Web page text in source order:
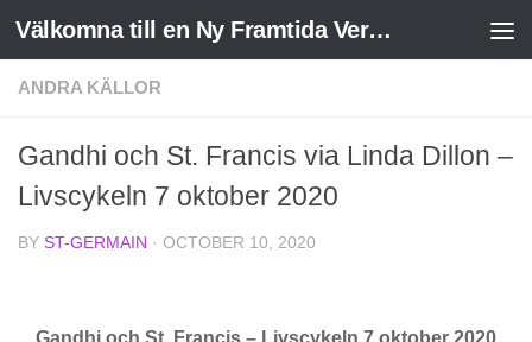
Skip to content Välkomna till en Ny Framtida Verklighet
ANDRA KÄLLOR
Gandhi och St. Francis via Linda Dillon –
Livscykeln 7 oktober 2020
BY ST-GERMAIN · OCTOBER 10, 2020
Gandhi och St. Francis – Livscykeln 7 oktober 2020